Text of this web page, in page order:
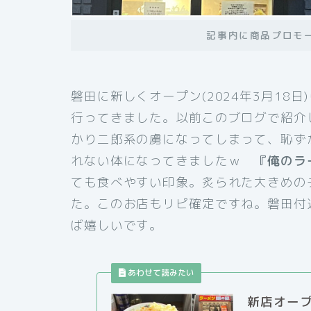
記事内に商品プロモ
磐田に新しくオープン(2024年3月18日
行ってきました。以前このブログで紹介
かり二郎系の虜になってしまって、恥
れない体になってきましたｗ
『俺の
ても食べやすい印象。炙られた大きめ
た。このお店もリピ確定ですね。磐田
ば嬉しいです。
新店オー